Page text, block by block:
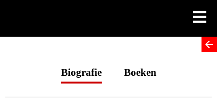
Biografie Boeken